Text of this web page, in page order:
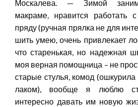
Москалева. — Зимой
макраме, нравится работать
пряду (ручная прялка не для
шить умею, очень привлекает
что старенькая, но надежная
моя верная помощница – не
старые стулья, комод
лаком), вообще я люблю
интересно давать им новую